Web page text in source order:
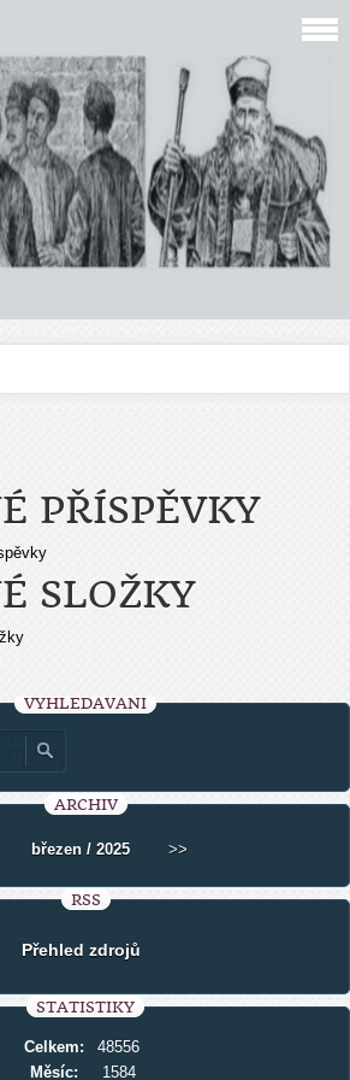
PŘÍSPĚVKY
SLOŽKY
VYHLEDÁVÁNÍ
ARCHIV
březen / 2025 >>
RSS
Přehled zdrojů
STATISTIKY
Celkem:
48556
Měsíc:
1584